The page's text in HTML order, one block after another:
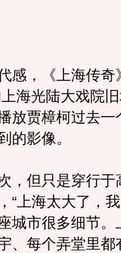
，《上海传奇
海光陆大戏院
放贾樟柯过去一
的影像。
但只是穿行于
“上海太大了，
城市很多细节。
、每个弄堂里都